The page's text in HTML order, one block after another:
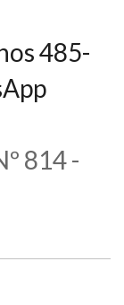
485-
814 -